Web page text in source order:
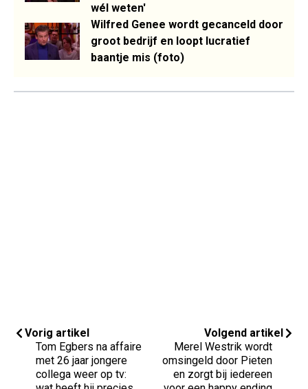
wél weten'
Wilfred Genee wordt gecanceld door
groot bedrijf en loopt lucratief
baantje mis (foto)
Vorig artikel
Tom Egbers na affaire
met 26 jaar jongere
collega weer op tv:
Volgend artikel
Merel Westrik wordt
omsingeld door Pieten
en zorgt bij iedereen